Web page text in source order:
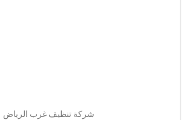
شركة تنظيف غرب الرياض